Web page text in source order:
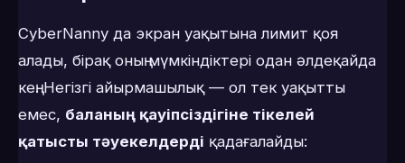
CyberNanny да экран уақытына лимит қоя
алады, бірақ оның мүмкіндіктері одан әлдеқайда
кең. Негізгі айырмашылық — ол тек уақытты
емес, баланың қауіпсіздігіне тікелей
қатысты тәуекелдерді қадағалайды: